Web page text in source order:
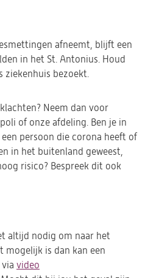
afneemt, blijft een
in het St. Antonius. Houd
ziekenhuis bezoekt.
Neem dan voor
of onze afdeling. Ben je in
persoon die corona heeft of
in het buitenland geweest,
risico? Bespreek dit ook
altijd nodig om naar het
mogelijk is dan kan een
video